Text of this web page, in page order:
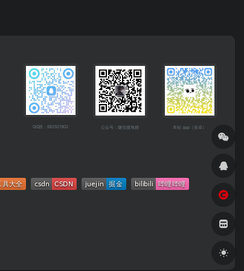
QQ群：682921902 公众号：微信搜海拥 本站 app（安卓）